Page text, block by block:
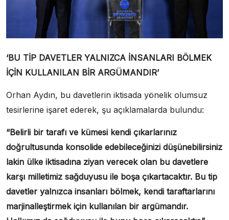
‘BU TİP DAVETLER YALNIZCA İNSANLARI BÖLMEK
İÇİN KULLANILAN BİR ARGÜMANDIR’
Orhan Aydın, bu davetlerin iktisada yönelik olumsuz
tesirlerine işaret ederek, şu açıklamalarda bulundu:
“Belirli bir tarafı ve kümesi kendi çıkarlarınız
doğrultusunda konsolide edebileceğinizi düşünebilirsiniz
lakin ülke iktisadına ziyan verecek olan bu davetlere
karşı milletimiz sağduyusu ile boşa çıkartacaktır. Bu tip
davetler yalnızca insanları bölmek, kendi taraftarlarını
marjinalleştirmek için kullanılan bir argümandır.